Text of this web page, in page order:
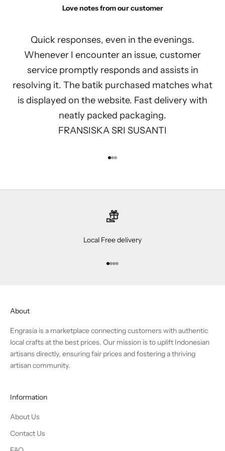
Love notes from our customer
Quick responses, even in the evenings.
Whenever I encounter an issue, customer
service promptly responds and assists in
resolving it. The batik purchased matches what
is displayed on the website. Fast delivery with
neatly packed packaging.
FRANSISKA SRI SUSANTI
Go to item 1
Go to item 2
Go to item 3
Local Free delivery
Go to item 1
Go to item 2
Go to item 3
Go to item 4
About
Engrasia is a marketplace connecting customers with authentic
local crafts at the best prices. Our mission is to uplift Indonesian
artisans directly, ensuring fair prices and fostering a thriving
artisan community.
Information
About Us
Contact Us